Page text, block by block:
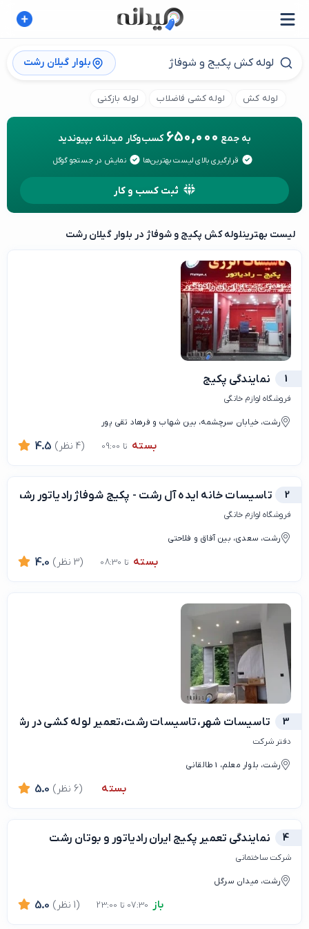
بلوار گیلان رشت
لوله کش لوله کشی فاضلاب لوله بازکنی
به جمع 650,000 کسب‌وکار میدانه بپیوندید
قرارگیری بالای لیست بهترین‌ها نمایش در جستجو گوگل
ثبت کسب و کار
لیست بهترینلوله کش پکیج و شوفاژ در بلوار گیلان رشت
1 نمایندگی پکیج
فروشگاه لوازم خانگی
رشت، خیابان سرچشمه، بین شهاب و فرهاد تقی پور
بسته تا 09:00 4.5 (4 نظر)
2 تاسیسات خانه ایده آل رشت - پکیج شوفاژ رادیاتور رشت
فروشگاه لوازم خانگی
رشت، سعدی، بین آفاق و فلاحتی
بسته تا 08:30 4.0 (3 نظر)
3 تاسیسات شهر،تاسیسات رشت،تعمیر لوله کشی در رشت
دفتر شرکت
رشت، بلوار معلم، 1 طالقانی
بسته 5.0 (6 نظر)
4 نمایندگی تعمیر پکیج ایران رادیاتور و بوتان رشت
شرکت ساختمانی
رشت، میدان سرگل
باز 5.0 (1 نظر)